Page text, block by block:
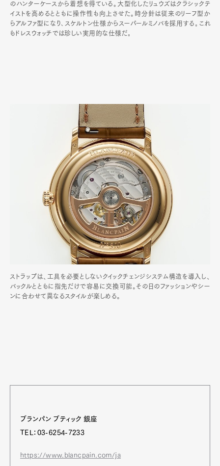
のハンターケースから着想を得ている。大型化したリュウズはクラシックテ
イストを高めるとともに操作性も向上させた。時分針は従来のリーフ型か
らアルファ型になり､スケルトン仕様からスーパールミノバを採用する｡これ
もドレスウォッチでは珍しい実用的な仕様だ｡
ストラップは、工具を必要としないクイックチェンジシステム構造を導入し、
バックルとともに指先だけで容易に交換可能。その日のファッションやシー
ンに合わせて異なるスタイルが楽しめる。
ブランパン ブティック 銀座
TEL：03-6254-7233
https://www.blancpain.com/ja